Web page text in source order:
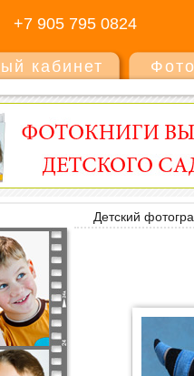
+7 905 795 0824
кабинет
Детский